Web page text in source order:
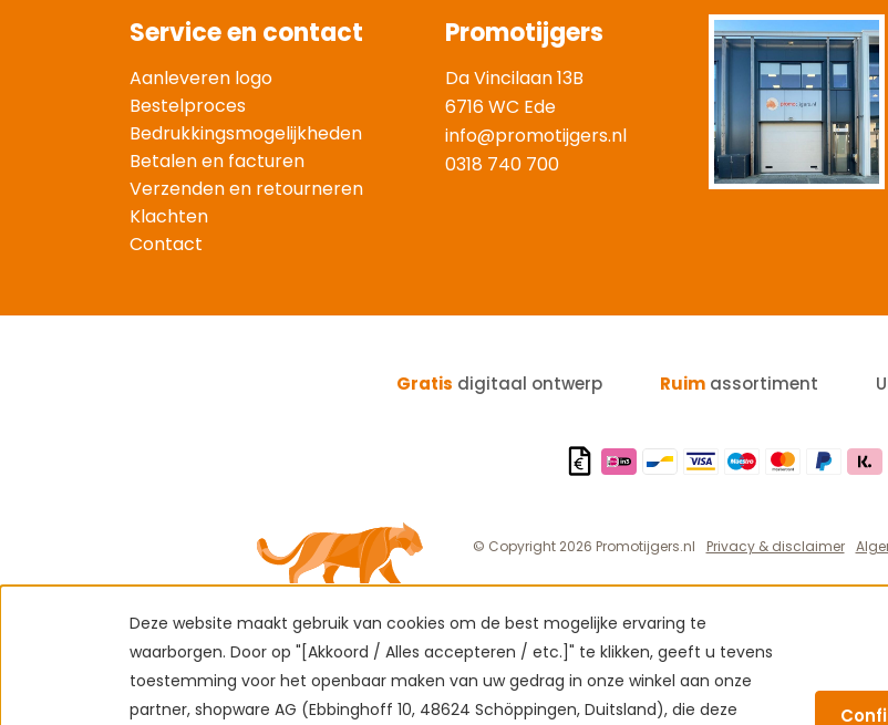
Service en contact
Aanleveren logo
Bestelproces
Bedrukkingsmogelijkheden
Betalen en facturen
Verzenden en retourneren
Klachten
Contact
Promotijgers
Da Vincilaan 13B
6716 WC Ede
info@promotijgers.nl
0318 740 700
Gratis digitaal ontwerp Ruim assortiment
© Copyright 2026 Promotijgers.nl Privacy & disclaimer
Deze website maakt gebruik van cookies om de best mogelijke ervaring te
waarborgen. Door op "[Akkoord / Alles accepteren / etc.]" te klikken, geeft u tevens
toestemming voor het openbaar maken van uw gedrag in onze winkel aan onze
partner, shopware AG (Ebbinghoff 10, 48624 Schöppingen, Duitsland), die deze